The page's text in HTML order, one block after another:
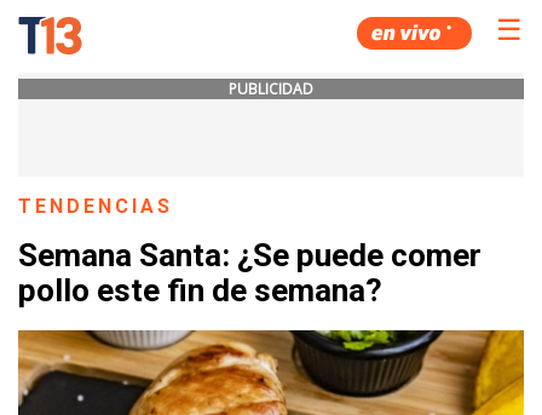
☰
PUBLICIDAD
TENDENCIAS
Semana Santa: ¿Se puede comer
pollo este fin de semana?